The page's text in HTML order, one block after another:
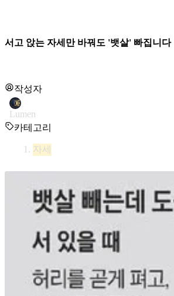
서고 앉는 자세만 바꿔도 '뱃살' 빠집니다
작성자
Lumen
카테고리
자세